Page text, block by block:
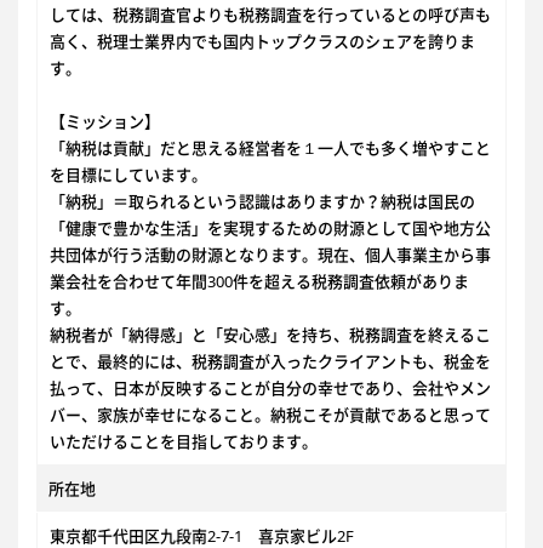
しては、税務調査官よりも税務調査を行っているとの呼び声も
高く、税理士業界内でも国内トップクラスのシェアを誇りま
す。
【ミッション】
「納税は貢献」だと思える経営者を１一人でも多く増やすこと
を目標にしています。
「納税」＝取られるという認識はありますか？納税は国民の
「健康で豊かな生活」を実現するための財源として国や地方公
共団体が行う活動の財源となります。現在、個人事業主から事
業会社を合わせて年間300件を超える税務調査依頼がありま
す。
納税者が「納得感」と「安心感」を持ち、税務調査を終えるこ
とで、最終的には、税務調査が入ったクライアントも、税金を
払って、日本が反映することが自分の幸せであり、会社やメン
バー、家族が幸せになること。納税こそが貢献であると思って
いただけることを目指しております。
所在地
東京都千代田区九段南2-7-1 喜京家ビル2F